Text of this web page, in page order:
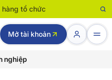
hàng tổ chức
Mở tài khoản
nghiệp